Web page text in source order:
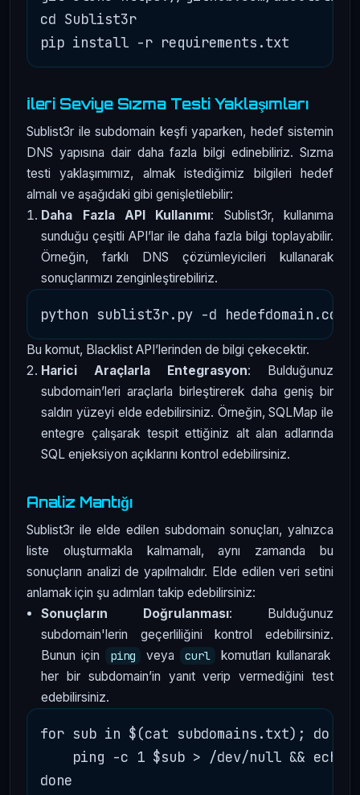
cd Sublist3r
İleri Seviye Sızma Testi Yaklaşımları
Sublist3r ile subdomain keşfi yaparken, hedef sistemin
DNS yapısına dair daha fazla bilgi edinebiliriz. Sızma
testi yaklaşımımız, almak istediğimiz bilgileri hedef
almalı ve aşağıdaki gibi genişletilebilir:
Daha Fazla API Kullanımı: Sublist3r, kullanıma
sunduğu çeşitli API’lar ile daha fazla bilgi toplayabilir.
Örneğin, farklı DNS çözümleyicileri kullanarak
sonuçlarımızı zenginleştirebiliriz.
Bu komut, Blacklist API’lerinden de bilgi çekecektir.
Harici Araçlarla Entegrasyon: Bulduğunuz
subdomain’leri araçlarla birleştirerek daha geniş bir
saldırı yüzeyi elde edebilirsiniz. Örneğin, SQLMap ile
entegre çalışarak tespit ettiğiniz alt alan adlarında
SQL enjeksiyon açıklarını kontrol edebilirsiniz.
Analiz Mantığı
Sublist3r ile elde edilen subdomain sonuçları, yalnızca
liste oluşturmakla kalmamalı, aynı zamanda bu
sonuçların analizi de yapılmalıdır. Elde edilen veri setini
anlamak için şu adımları takip edebilirsiniz:
Sonuçların Doğrulanması: Bulduğunuz
subdomain'lerin geçerliliğini kontrol edebilirsiniz.
Bunun için
ping veya curl
komutları kullanarak
her bir subdomain’in yanıt verip vermediğini test
edebilirsiniz.
for sub in $(cat subdomains.txt); do
ping -c 1 $sub > /dev/null && echo